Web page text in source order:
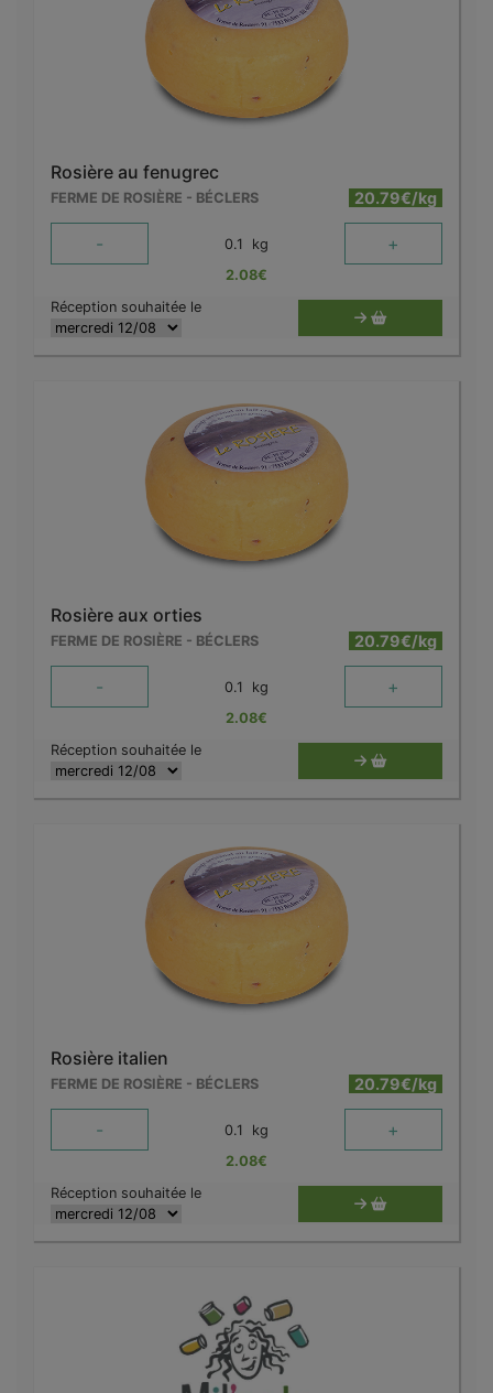
Rosière au fenugrec
FERME DE ROSIÈRE - BÉCLERS 20.79€/kg
- 0.1 kg +
2.08€
Réception souhaitée le
Rosière aux orties
FERME DE ROSIÈRE - BÉCLERS 20.79€/kg
- 0.1 kg +
2.08€
Réception souhaitée le
Rosière italien
FERME DE ROSIÈRE - BÉCLERS 20.79€/kg
- 0.1 kg +
2.08€
Réception souhaitée le